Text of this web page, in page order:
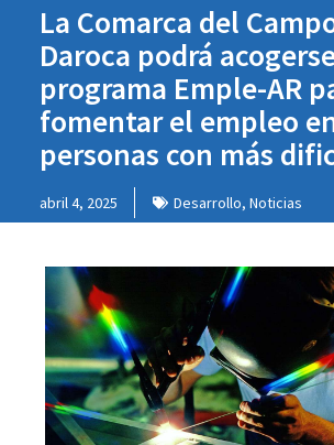
La Comarca del
Daroca podrá
programa Emple-AR
fomentar el empleo
personas con más
abril 4, 2025 Desarrollo, Noticias